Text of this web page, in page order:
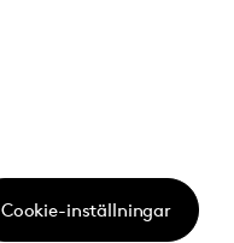
Cookie-inställningar